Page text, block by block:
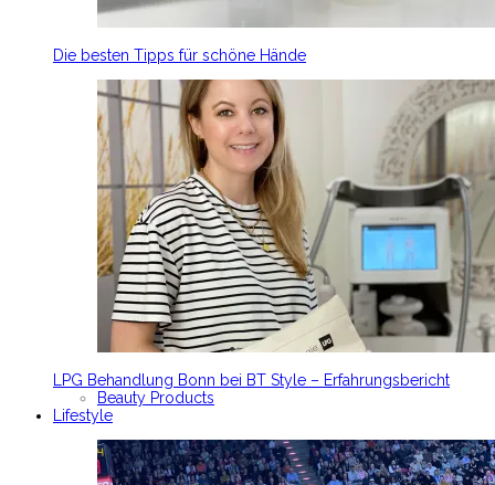
Die besten Tipps für schöne Hände
LPG Behandlung Bonn bei BT Style – Erfahrungsbericht
Beauty Products
Lifestyle